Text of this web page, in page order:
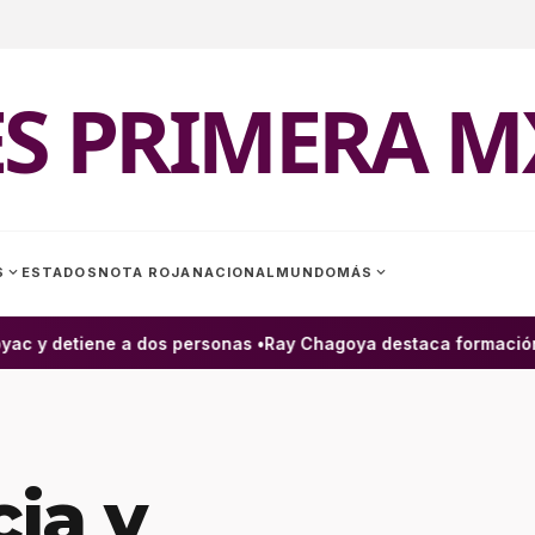
PRIMERA
expand_more ESTADOS NOTA ROJA NACIONAL MUNDOMÁS expand_more
detiene a dos personas •Ray Chagoya destaca formación